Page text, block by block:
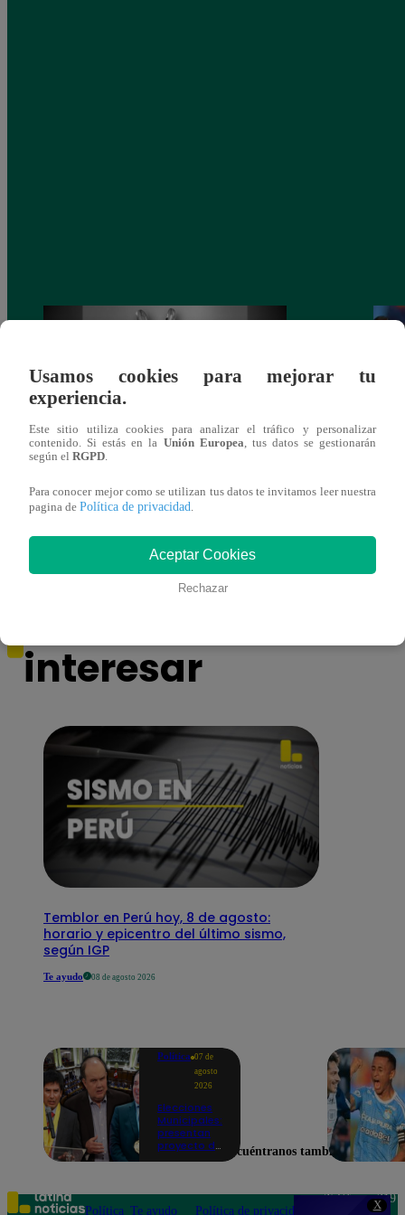
X
tras denunciar negligencia médica
2023
interesar
Temblor en Perú hoy, 8 de agosto:
horario y epicentro del último sismo,
según IGP
Te ayudo 08 de agosto 2026
Política 07 de
agosto
2026
Elecciones
Municipales:
presentan
proyecto de
busquen
reelección
Usamos cookies para mejorar tu
experiencia.
Este sitio utiliza cookies para analizar el tráfico y personalizar
contenido. Si estás en la Unión Europea , tus datos se gestionarán
según el RGPD
Para conocer mejor como se utilizan tus datos te invitamos leer nuestra
pagina de Política de privacidad
Aceptar Cookies
Rechazar
Encuéntranos también en
Política Te ayudo Política de privacidad
Teléfono: 219